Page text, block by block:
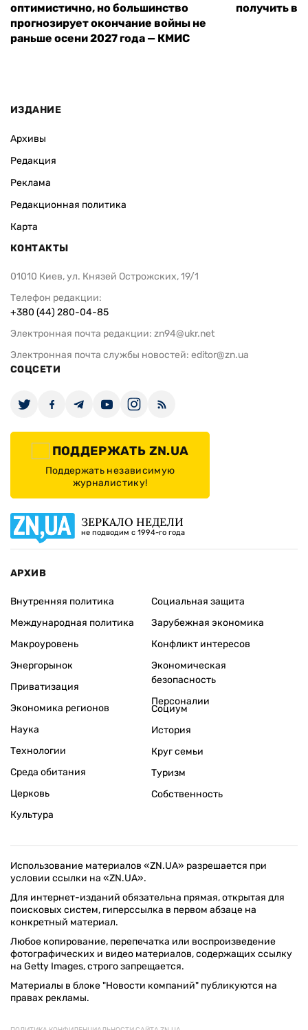
оптимистично, но большинство
прогнозирует окончание войны не
раньше осени 2027 года — КМИС
получить
ИЗДАНИЕ
Архивы
Редакция
Реклама
Редакционная политика
Карта
КОНТАКТЫ
01010 Киев, ул. Князей Острожских, 19/1
Телефон редакции:
+380 (44) 280-04-85
Электронная почта редакции: zn94@ukr.net
Электронная почта службы новостей: editor@zn.ua
СОЦСЕТИ
ПОДДЕРЖАТЬ ZN.UA
Поддержать независимую
журналистику!
ЗЕРКАЛО НЕДЕЛИ
не подводим с 1994-го года
АРХИВ
Внутренняя политика
Международная политика
Макроуровень
Энергорынок
Приватизация
Экономика регионов
Социальная защита
Зарубежная экономика
Конфликт интересов
Экономическая
безопасность
Персоналии
Наука
Технологии
Среда обитания
Церковь
Культура
Социум
История
Круг семьи
Туризм
Собственность
Использование материалов «ZN.UA» разрешается при
условии ссылки на «ZN.UA».
Для интернет-изданий обязательна прямая, открытая для
поисковых систем, гиперссылка в первом абзаце на
конкретный материал.
Любое копирование, перепечатка или воспроизведение
фотографических и видео материалов, содержащих ссылку
на Getty Images, строго запрещается.
Материалы в блоке "Новости компаний" публикуются на
правах рекламы.